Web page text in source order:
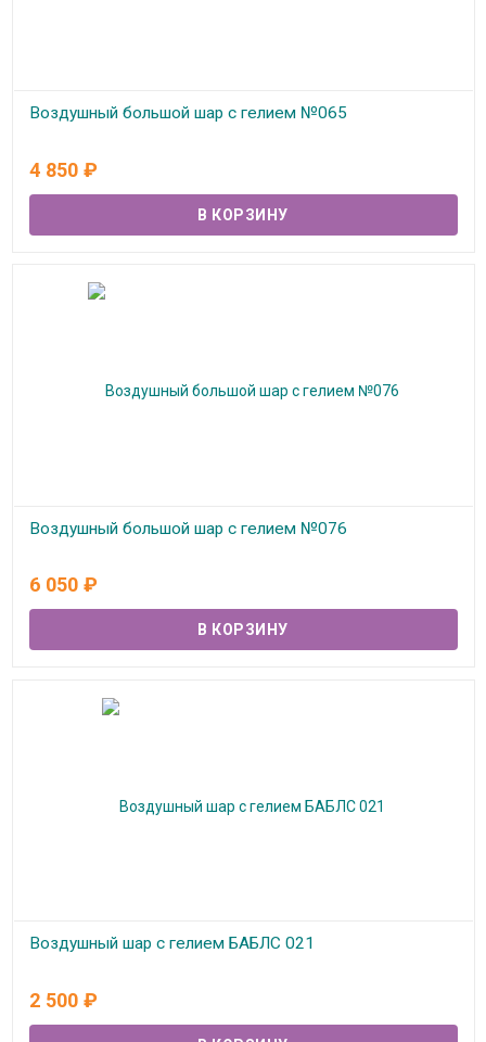
Воздушный большой шар с гелием №065
4 850 ₽
Воздушный большой шар с гелием №076
6 050 ₽
Воздушный шар с гелием БАБЛС 021
2 500 ₽